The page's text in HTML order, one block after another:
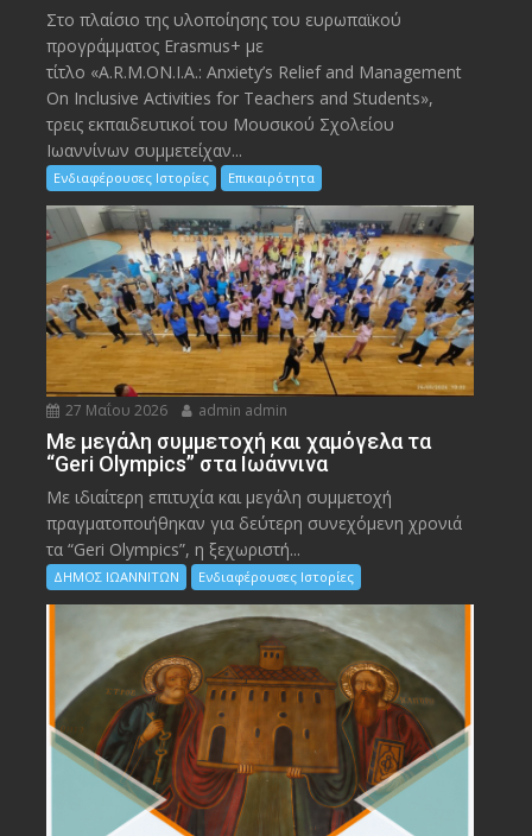
Στο πλαίσιο της υλοποίησης του ευρωπαϊκού
προγράμματος Erasmus+ με
τίτλο «A.R.M.ON.I.A.: Anxiety’s Relief and Management
On Inclusive Activities for Teachers and Students»,
τρεις εκπαιδευτικοί του Μουσικού Σχολείου
Ιωαννίνων συμμετείχαν...
Ενδιαφέρουσες Ιστορίες Επικαιρότητα
27 Μαΐου 2026 admin admin
Με μεγάλη συμμετοχή και χαμόγελα τα
“Geri Olympics” στα Ιωάννινα
Με ιδιαίτερη επιτυχία και μεγάλη συμμετοχή
πραγματοποιήθηκαν για δεύτερη συνεχόμενη χρονιά
τα “Geri Olympics”, η ξεχωριστή...
ΔΗΜΟΣ ΙΩΑΝΝΙΤΩΝ Ενδιαφέρουσες Ιστορίες